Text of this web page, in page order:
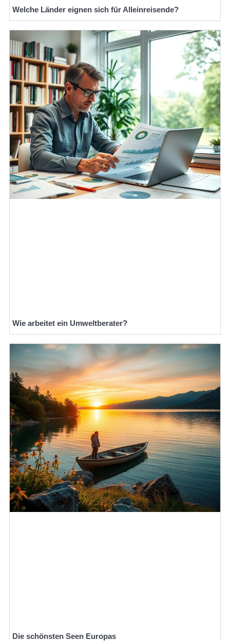
Welche Länder eignen sich für Alleinreisende?
Wie arbeitet ein Umweltberater?
Die schönsten Seen Europas